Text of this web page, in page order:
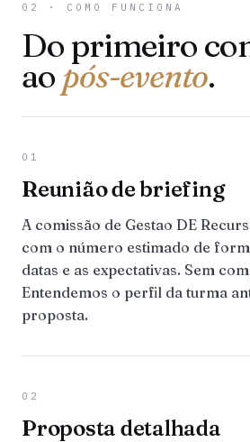
02 · COMO FUNCIONA
Do primeiro
ao pós-evento.
01
Reunião de briefing
A comissão de Gestao DE
com o número estimado de
datas e as expectativas. Sem
Entendemos o perfil da turma
proposta.
02
Proposta detalhada